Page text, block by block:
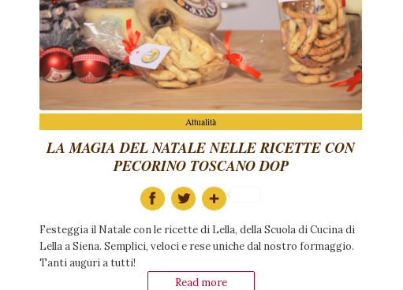
Attualità
LA MAGIA DEL NATALE NELLE RICETTE CON
PECORINO TOSCANO DOP
Festeggia il Natale con le ricette di Lella, della Scuola di Cucina di
Lella a Siena. Semplici, veloci e rese uniche dal nostro formaggio.
Tanti auguri a tutti!
Read more